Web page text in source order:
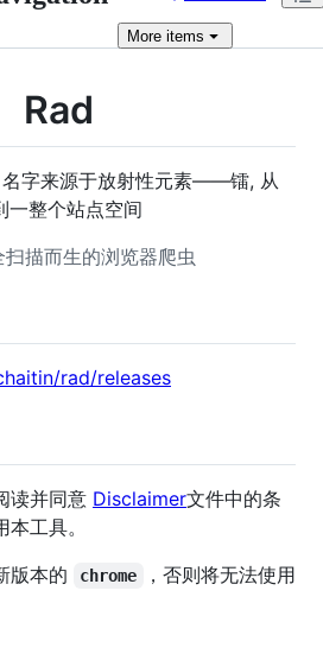
More items
Rad
名字来源于放射性元素——镭, 从
一整个站点空间
描而生的浏览器爬虫
rad/releases
读并同意 Disclaimer文件中的条
工具。
版本的
chrome
，否则将无法使用